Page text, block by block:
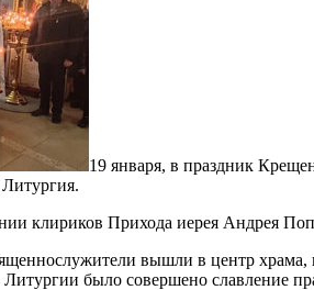
19 января, в праздник
клириков Прихода иерея Андрея
вышли в центр храма,
было совершено славление